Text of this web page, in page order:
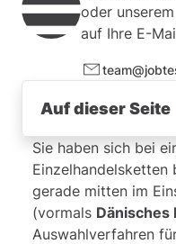
Kleinster Wert
Dezimalzahlen)
Figurale Analogien
Symbolfolgen
Vorbereitung auf
Guide zum
Erklärung der
Testsimulation
oder
auf Ihre E-
Auf dieser Seite
Das erwartet Sie in
1. Verbale Tests
Beispiel Verbale
Sie haben sich bei
gerade mitten im
(vormals Dänisches
Auswahlverfahren